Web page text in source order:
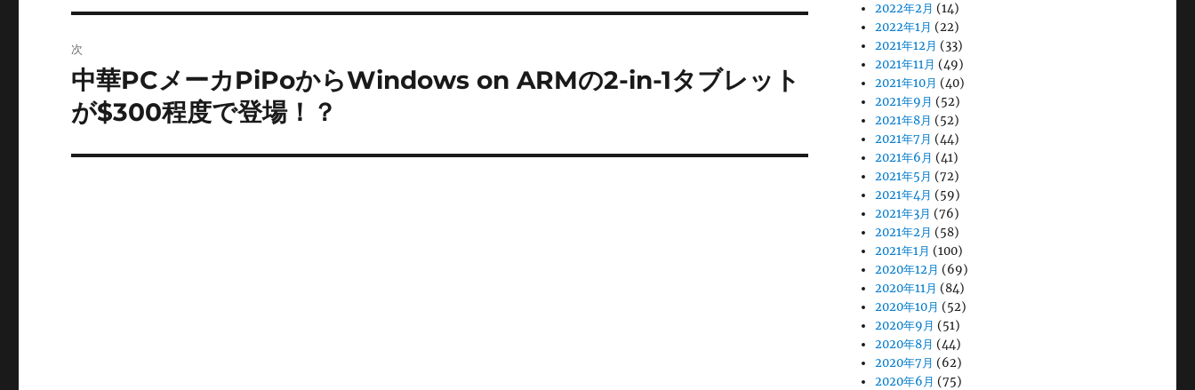
ゲ
ー
投
稿:
次
次
の
投
稿:
中華PCメーカPiPoからWindows on ARMの2-in-1タブレット
が$300程度で登場！？
2022年2月 (14)
2022年1月 (22)
2021年12月 (33)
2021年11月 (49)
2021年10月 (40)
2021年9月 (52)
2021年8月 (52)
2021年7月 (44)
2021年6月 (41)
2021年5月 (72)
2021年4月 (59)
2021年3月 (76)
2021年2月 (58)
2021年1月 (100)
2020年12月 (69)
2020年11月 (84)
2020年10月 (52)
2020年9月 (51)
2020年8月 (44)
2020年7月 (62)
2020年6月 (75)